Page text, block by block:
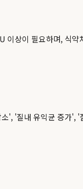
이상이 필요하며, 식
', '질내 유익균 증가',